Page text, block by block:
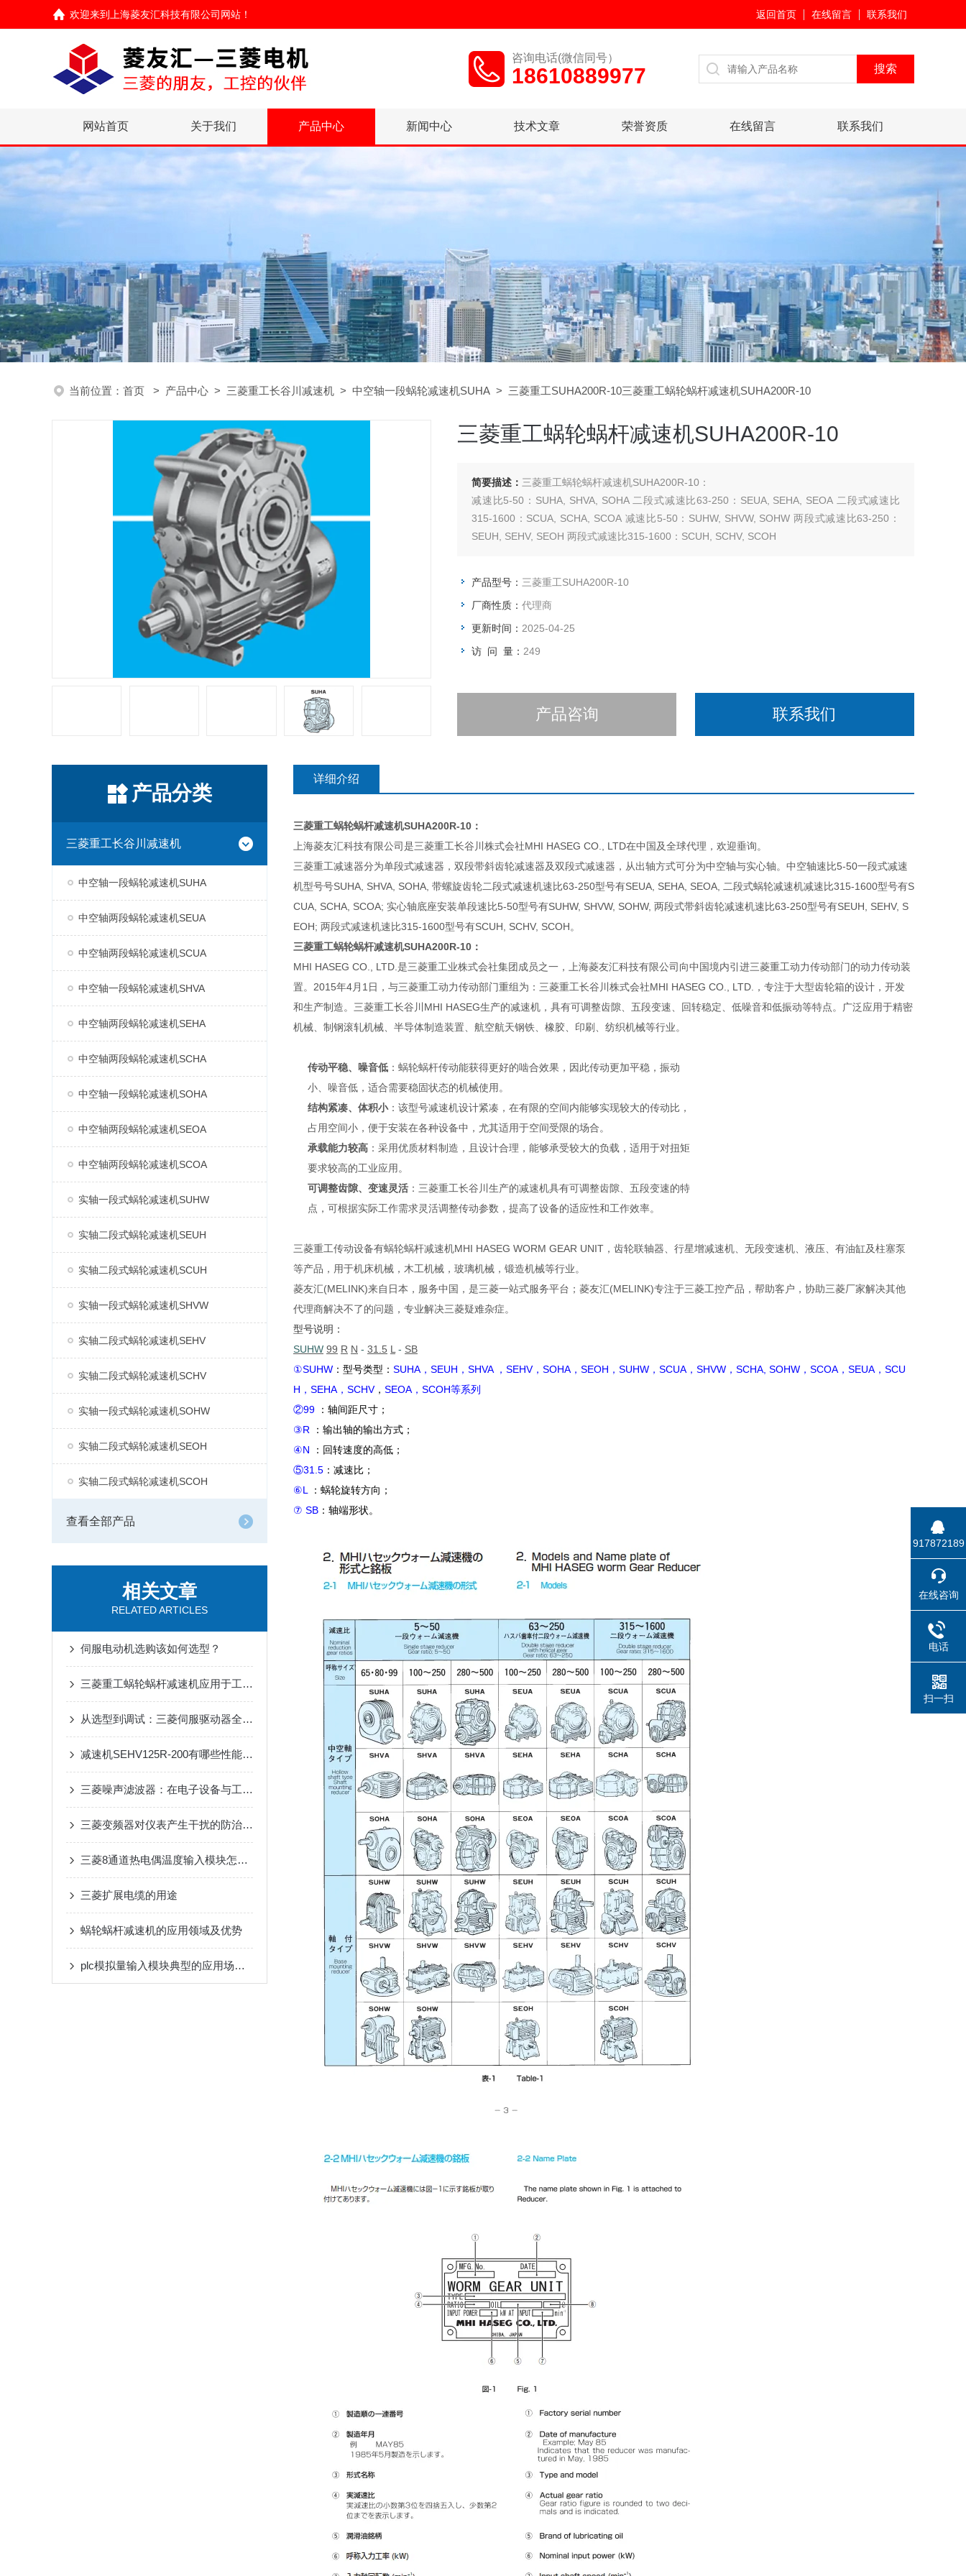
欢迎来到 上海菱友汇科技有限公司网站 ！ 返回首页 在线留言 联系我们
咨询电话(微信同号）
18610889977
网站首页 关于我们 产品中心 新闻中心 技术文章 荣誉资质 在线留言 联系我们
当前位置： 首页 > 产品中心 > 三菱重工长谷川减速机 > 中空轴一段蜗轮减速机SUHA > 三菱重工SUHA200R-10三菱重工蜗轮蜗杆减速机SUHA200R-10
三菱重工蜗轮蜗杆减速机SUHA200R-10
简要描述： 三菱重工蜗轮蜗杆减速机SUHA200R-10：
减速比5-50：SUHA, SHVA, SOHA 二段式减速比63-250：SEUA, SEHA, SEOA 二段式减速比
315-1600：SCUA, SCHA, SCOA 减速比5-50：SUHW, SHVW, SOHW 两段式减速比63-250：
SEUH, SEHV, SEOH 两段式减速比315-1600：SCUH, SCHV, SCOH
产品型号： 三菱重工SUHA200R-10
厂商性质： 代理商
更新时间： 2025-04-25
访 问 量： 249
产品咨询 联系我们
产品分类
三菱重工长谷川减速机
中空轴一段蜗轮减速机SUHA
中空轴两段蜗轮减速机SEUA
中空轴两段蜗轮减速机SCUA
中空轴一段蜗轮减速机SHVA
中空轴两段蜗轮减速机SEHA
中空轴两段蜗轮减速机SCHA
中空轴一段蜗轮减速机SOHA
中空轴两段蜗轮减速机SEOA
中空轴两段蜗轮减速机SCOA
实轴一段式蜗轮减速机SUHW
实轴二段式蜗轮减速机SEUH
实轴二段式蜗轮减速机SCUH
实轴一段式蜗轮减速机SHVW
实轴二段式蜗轮减速机SEHV
实轴二段式蜗轮减速机SCHV
实轴一段式蜗轮减速机SOHW
实轴二段式蜗轮减速机SEOH
实轴二段式蜗轮减速机SCOH
查看全部产品
相关文章
RELATED ARTICLES
伺服电动机选购该如何选型？
三菱重工蜗轮蜗杆减速机应用于工业领域
从选型到调试：三菱伺服驱动器全流程应用指南，新手也能快速上手
减速机SEHV125R-200有哪些性能参数和特点呢？
三菱噪声滤波器：在电子设备与工业自动化中实现电磁兼容性提升的关键工具
三菱变频器对仪表产生干扰的防治措施
三菱8通道热电偶温度输入模块怎么安装？
三菱扩展电缆的用途
蜗轮蜗杆减速机的应用领域及优势
plc模拟量输入模块典型的应用场景介绍
详细介绍
三菱重工蜗轮蜗杆减速机SUHA200R-10：
上海菱友汇科技有限公司是三菱重工长谷川株式会社MHI HASEG CO., LTD在中国及全球代理，欢迎垂询。
三菱重工减速器分为单段式减速器，双段带斜齿轮减速器及双段式减速器，从出轴方式可分为中空轴与实心轴。中空轴速比5-50一段式减速
机型号号SUHA, SHVA, SOHA, 带螺旋齿轮二段式减速机速比63-250型号有SEUA, SEHA, SEOA, 二段式蜗轮减速机减速比315-1600型号有S
CUA, SCHA, SCOA; 实心轴底座安装单段速比5-50型号有SUHW, SHVW, SOHW, 两段式带斜齿轮减速机速比63-250型号有SEUH, SEHV, S
EOH; 两段式减速机速比315-1600型号有SCUH, SCHV, SCOH。
三菱重工蜗轮蜗杆减速机SUHA200R-10：
MHI HASEG CO., LTD.是三菱重工业株式会社集团成员之一，上海菱友汇科技有限公司向中国境内引进三菱重工动力传动部门的动力传动装
置。2015年4月1日，与三菱重工动力传动部门重组为：三菱重工长谷川株式会社MHI HASEG CO., LTD.，专注于大型齿轮箱的设计，开发
和生产制造。三菱重工长谷川MHI HASEG生产的减速机，具有可调整齿隙、五段变速、回转稳定、低噪音和低振动等特点。广泛应用于精密
机械、制钢滚轧机械、半导体制造装置、航空航天钢铁、橡胶、印刷、纺织机械等行业。
传动平稳、噪音低 ：蜗轮蜗杆传动能获得更好的啮合效果，因此传动更加平稳，振动
小、噪音低，适合需要稳固状态的机械使用。
结构紧凑、体积小：该型号减速机设计紧凑，在有限的空间内能够实现较大的传动比，
占用空间小，便于安装在各种设备中，尤其适用于空间受限的场合。
承载能力较高 ：采用优质材料制造，且设计合理，能够承受较大的负载，适用于对扭矩
要求较高的工业应用。
可调整齿隙、变速灵活 ：三菱重工长谷川生产的减速机具有可调整齿隙、五段变速的特
点，可根据实际工作需求灵活调整传动参数，提高了设备的适应性和工作效率。
三菱重工传动设备有蜗轮蜗杆减速机MHI HASEG WORM GEAR UNIT，齿轮联轴器、行星增减速机、无段变速机、液压、有油缸及柱塞泵
等产品，用于机床机械，木工机械，玻璃机械，锻造机械等行业。
菱友汇(MELINK)来自日本，服务中国，是三菱一站式服务平台；菱友汇(MELINK)专注于三菱工控产品，帮助客户，协助三菱厂家解决其他
代理商解决不了的问题，专业解决三菱疑难杂症。
型号说明：
SUHW 99 R N - 31.5 L - SB
①SUHW ：型号类型： SUHA，SEUH，SHVA ， SEHV，SOHA，SEOH，SUHW，SCUA，SHVW，SCHA, SOHW，SCOA，SEUA，SCU
H，SEHA，SCHV， SEOA，SCOH等系列
②99
：轴间距尺寸；
③R
：输出轴的输出方式；
④N
：回转速度的高低；
⑤31.5 ：减速比；
⑥L
：蜗轮旋转方向；
⑦ SB ：轴端形状。
917872189
在线咨询
电话
扫一扫